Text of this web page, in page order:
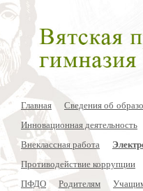
Главная
Сведения об
Инновационная деятельность
Внеклассная работа
Противодействие коррупции
ПФДО
Родителям